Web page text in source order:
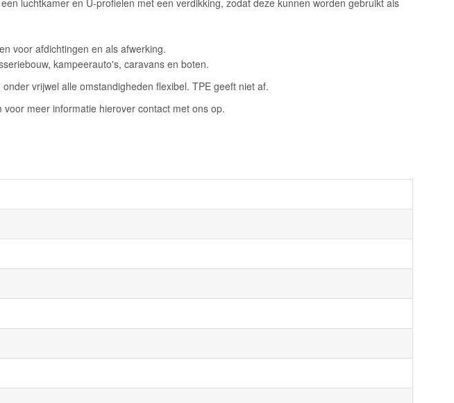
luchtkamer en U-profielen met een verdikking, zodat deze kunnen worden gebruikt als
voor afdichtingen en als afwerking.
kampeerauto's, caravans en boten.
vrijwel alle omstandigheden flexibel. TPE geeft niet af.
meer informatie hierover contact met ons op.